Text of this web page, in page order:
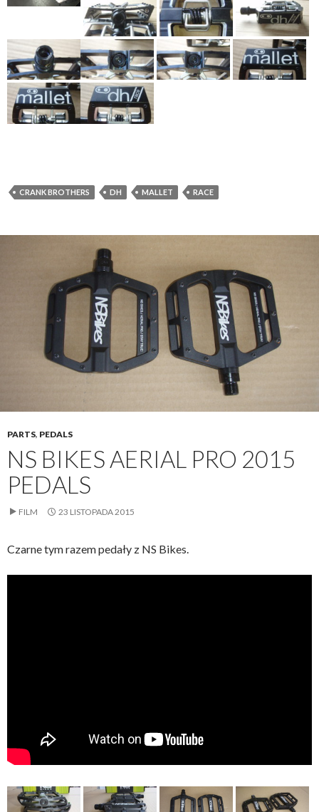
CRANK BROTHERS DH MALLET RACE
PARTS, PEDALS
NS BIKES AERIAL PRO 2015
PEDALS
FILM 23 LISTOPADA 2015
Czarne tym razem pedały z NS Bikes.